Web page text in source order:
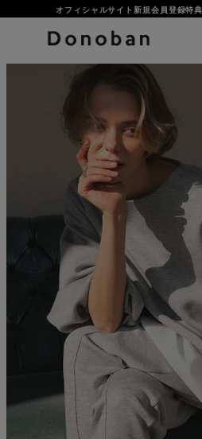
LINEお友だち登録で500円OFF
オフィシャルサイト新規会員登録特